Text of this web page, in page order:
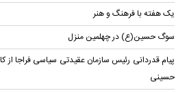
یک هفته با فرهنگ و هنر
سوگ حسین(ع) در چهلمین منزل
پیام قدردانی رئیس سازمان عقیدتی سیاسی فراجا از
حسینی